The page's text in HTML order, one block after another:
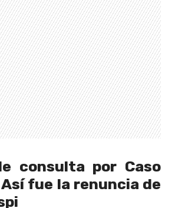
consulta por Caso
fue la renuncia de